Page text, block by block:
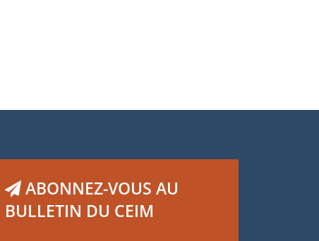
ABONNEZ-VOUS AU
BULLETIN DU CEIM